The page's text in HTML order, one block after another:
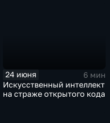
24 июня
6 мин
Искусственный интеллект
на страже открытого кода